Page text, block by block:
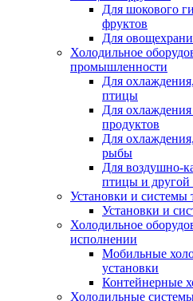
Для шокового
фруктов
Для
Холодильное
промышленности
Для
птицы
Для
продуктов
Для
рыбы
Для воздушно-
птицы и другой
Установки и системы
Установки и
Холодильное
исполнении
Мобильные
установки
Контейнерные
Холодильные